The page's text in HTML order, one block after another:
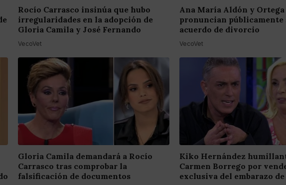
Rocío Carrasco insinúa que hubo
irregularidades en la adopción de
Gloria Camila y José Fernando
VecoVet
Ana María Aldón y Ortega
pronuncian públicamente
acuerdo de divorcio
VecoVet
Gloria Camila demandará a Rocío
Carrasco tras comprobar la
falsificación de documentos
Kiko Hernández
Carmen Borrego por
exclusiva del embarazo